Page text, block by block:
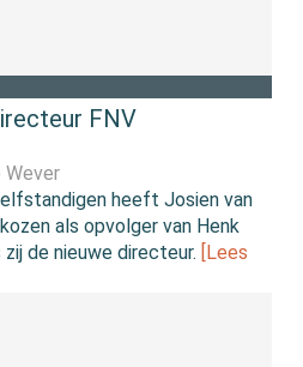
FNV
Wever
heeft Josien van
als opvolger van Henk
de nieuwe directeur. [Lees